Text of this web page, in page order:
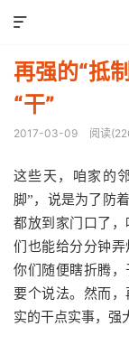

再强的“抵
“干”
2017-03-09 阅读(
这些天，咱家的
脚”，说是为了防
都放到家门口了
们也能给分分钟
你们随便瞎折腾
要个说法。然而
实的干点实事，强